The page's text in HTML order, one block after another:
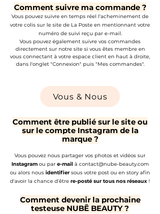
Comment suivre ma commande ?
Vous pouvez suivre en temps réel l'acheminement de
votre colis sur le site de La Poste en mentionnant votre
numéro de suivi reçu par e-mail.
Vous pouvez également suivre vos commandes
directement sur notre site si vous êtes membre en
vous connectant à votre espace client en haut à droite,
dans l'onglet "Connexion" puis "Mes commandes".
Vous & Nous
Comment être publié sur le site ou
sur le compte Instagram de la
marque ?
Vous pouvez nous partager vos photos et vidéos sur
Instagramou par e-mailà contact@nube-beauty.com
ou alors nous identifier sous votre post ou en story afin
d'avoir la chance d'être re-posté sur tous nos réseaux !
Comment devenir la prochaine
testeuse NUBĒ BEAUTY ?